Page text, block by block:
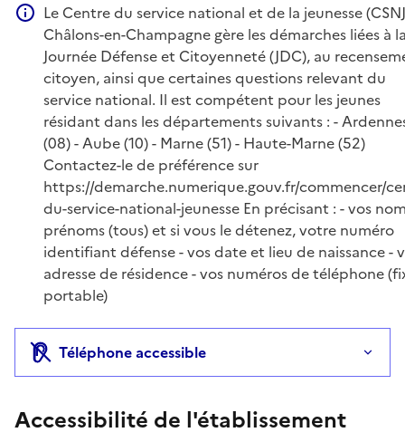
Information complémentaire
Le Centre du service national et de la jeunesse
Châlons-en-Champagne gère les démarches liées à
Journée Défense et Citoyenneté (JDC), au
citoyen, ainsi que certaines questions relevant du
service national. Il est compétent pour les jeunes
résidant dans les départements suivants : -
(08) - Aube (10) - Marne (51) - Haute-Marne (52)
Contactez-le de préférence sur
https://demarche.numerique.gouv.fr/commencer/
du-service-national-jeunesse En précisant : - vos
prénoms (tous) et si vous le détenez, votre numéro
identifiant défense - vos date et lieu de naissance -
adresse de résidence - vos numéros de téléphone
portable)
Téléphone accessible
Accessibilité de l'établissement